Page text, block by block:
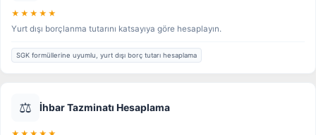
★★★★★
Yurt dışı borçlanma tutarını katsayıya göre hesaplayın.
SGK formüllerine uyumlu, yurt dışı borç tutarı hesaplama
⚖️ İhbar Tazminatı Hesaplama